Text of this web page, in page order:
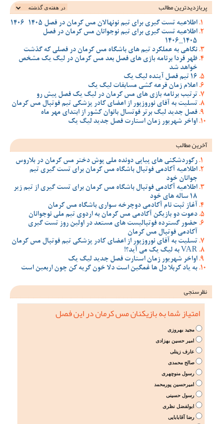
پربازدیدترین‌ مطالب
اطلاعیه تست گیری برای تیم نونهالان مس کرمان در فصل 1405-1406
اطلاعیه تست گیری برای تیم نوجوانان مس کرمان در فصل
1405_1406
نگاهی به عملکرد تیم های باشگاه مس کرمان در فصلی که گذشت
ظهر فردا برنامه بازی های فصل بعد مس کرمان در لیگ یک مشخص
خواهد شد
16 تیم فصل آینده لیگ یک
اعلام زمان قرعه کشی مسابقات لیگ یک
ترتیب برنامه بازی های مس کرمان در لیگ یک فصل پیش رو
تسلیت به آقای نوروزپور از اعضای کادر پزشکی تیم فوتبال مس کرمان
فصل جدید لیگ برتر فوتسال بانوان کشور از ابتدای مهر ماه
اواخر شهریور زمان استارت فصل جدید لیگ یک
آخرین مطالب
رکوردشکنی های پیاپی دونده ملی پوش دختر مس کرمان در بلاروس
اطلاعیه آکادمی فوتبال باشگاه مس کرمان برای تست گیری تیم
جوانان خود
اطلاعیه آکادمی فوتبال باشگاه مس کرمان برای تست گیری از تیم زیر
18 ساله های خود
آغاز ثبت نام آکادمی دوچرخه سواری باشگاه مس کرمان
دعوت دو بازیکن آکادمی مس کرمان به اردوی تیم ملی نوجوانان
حضور گسترده فوتبالیست های مستعد در اولین روز تست گیری
آکادمی فوتبال مس کرمان
تسلیت به آقای نوروزپور از اعضای کادر پزشکی تیم فوتبال مس کرمان
VAR به لیگ یک می آید؟!
اواخر شهریور زمان استارت فصل جدید لیگ یک
به یاد کربلا دل ها غمگین است دلا خون گریه کن چون اربعین است
نظرسنجی
امتیاز شما به بازیکنان مس کرمان در این فصل
مجید بهروزی
امیر حسین بهزادی
عارف زینلی
صالح محمدی
رسول منوچهری
امیرحسین پورمحمد
رسول حسینی
ابولفضل نظری
رضا آقابابایی